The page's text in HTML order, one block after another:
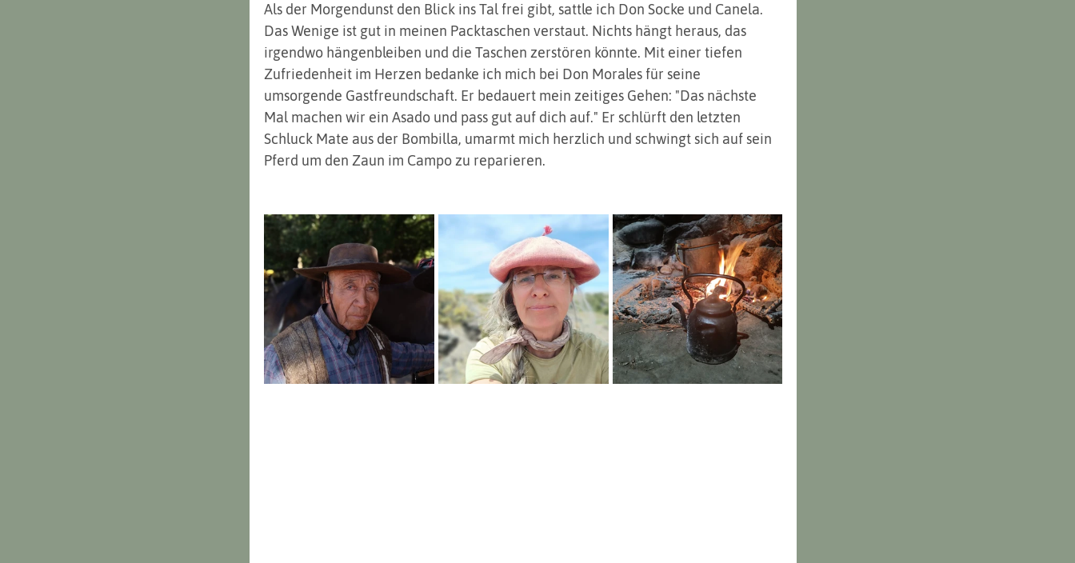
Als der Morgendunst den Blick ins Tal frei gibt, sattle ich Don Socke und Canela.
Das Wenige ist gut in meinen Packtaschen verstaut. Nichts hängt heraus, das
irgendwo hängenbleiben und die Taschen zerstören könnte. Mit einer tiefen
Zufriedenheit im Herzen bedanke ich mich bei Don Morales für seine
umsorgende Gastfreundschaft. Er bedauert mein zeitiges Gehen: "Das nächste
Mal machen wir ein Asado und pass gut auf dich auf." Er schlürft den letzten
Schluck Mate aus der Bombilla, umarmt mich herzlich und schwingt sich auf sein
Pferd um den Zaun im Campo zu reparieren.